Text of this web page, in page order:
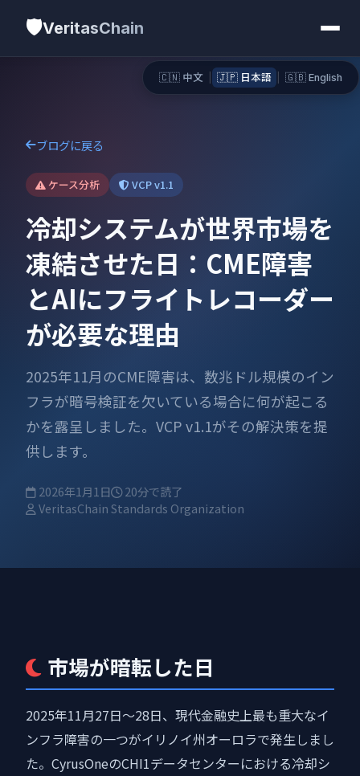
🛡️VeritasChain
🇨🇳 中文 🇯🇵 日本語 🇬🇧 English
ブログに戻る
ケース分析 VCP v1.1
冷却システムが世界市場を
凍結させた日：CME障害
とAIにフライトレコーダー
が必要な理由
2025年11月のCME障害は、数兆ドル規模のイン
フラが暗号検証を欠いている場合に何が起こる
かを露呈しました。VCP v1.1がその解決策を提
供します。
2026年1月1日
20分で読了
VeritasChain Standards Organization
市場が暗転した日
2025年11月27日〜28日、現代金融史上最も重大なイ
ンフラ障害の一つがイリノイ州オーロラで発生しまし
た。CyrusOneのCHI1データセンターにおける冷却シ